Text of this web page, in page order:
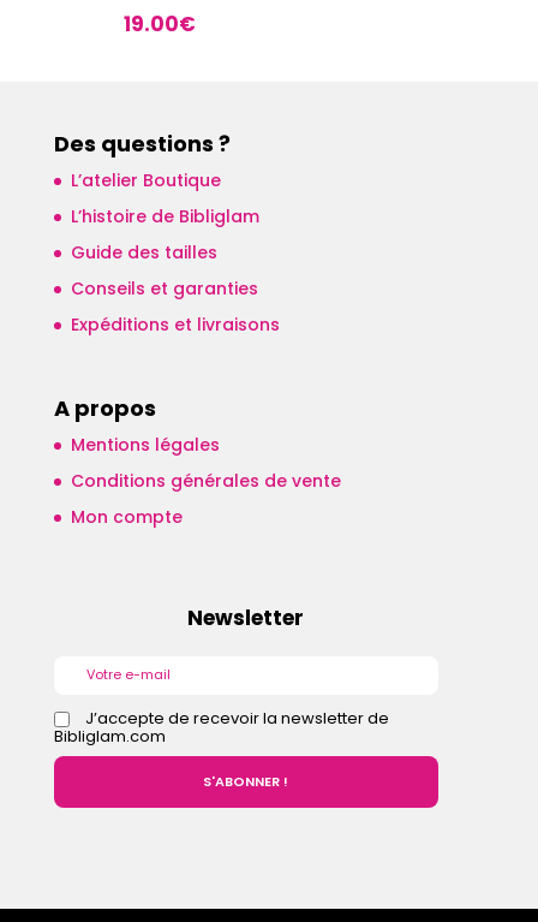
19.00€
Des questions ?
L’atelier Boutique
L’histoire de Bibliglam
Guide des tailles
Conseils et garanties
Expéditions et livraisons
A propos
Mentions légales
Conditions générales de vente
Mon compte
Newsletter
J’accepte de recevoir la newsletter de
Bibliglam.com